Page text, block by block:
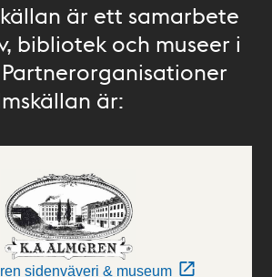
är ett samarbete
bibliotek och museer i
är:
sidenväveri & museum